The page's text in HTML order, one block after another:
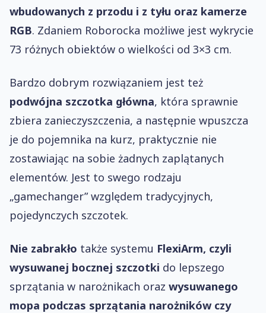
wbudowanych z przodu i z tyłu oraz kamerze
RGB. Zdaniem Roborocka możliwe jest wykrycie
73 różnych obiektów o wielkości od 3×3 cm.
Bardzo dobrym rozwiązaniem jest też
podwójna szczotka główna, która sprawnie
zbiera zanieczyszczenia, a następnie wpuszcza
je do pojemnika na kurz, praktycznie nie
zostawiając na sobie żadnych zaplątanych
elementów. Jest to swego rodzaju
„gamechanger” względem tradycyjnych,
pojedynczych szczotek.
Nie zabrakło także systemu FlexiArm, czyli
wysuwanej bocznej szczotki do lepszego
sprzątania w narożnikach oraz wysuwanego
mopa podczas sprzątania narożników czy